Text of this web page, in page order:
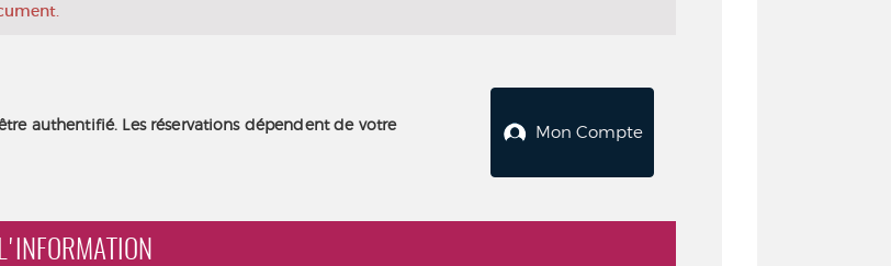
authentifié. Les réservations dépendent de votre
Mon Compte